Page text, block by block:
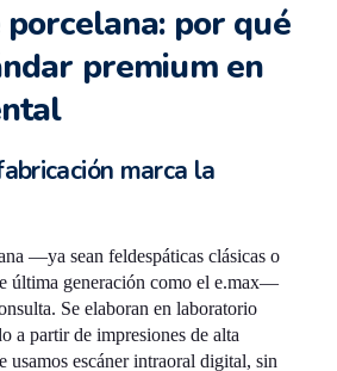
por qué
premium en
marca la
—ya sean feldespáticas clásicas o
última generación como el e.max—
Se elaboran en laboratorio
a partir de impresiones de alta
usamos escáner intraoral digital, sin